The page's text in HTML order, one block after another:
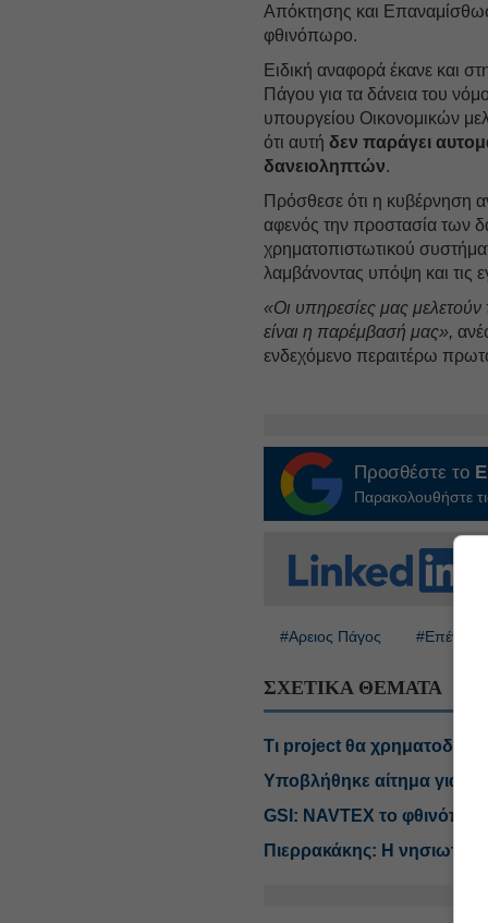
Απόκτησης και
φθινόπωρο.
Ειδική αναφορά έκανε και
Πάγου για τα δάνεια του
υπουργείου Οικονομικών
ότι αυτήδεν παράγει
δανειοληπτών.
Πρόσθεσε ότι η κυβέρνηση
αφενός την προστασία των
χρηματοπιστωτικού
λαμβάνοντας υπόψη και τις
«Οι υπηρεσίες μας
είναι η παρέμβασή μας»,
ενδεχόμενο περαιτέρω
Προσθέστε το
Παρακολουθήστε
#Αρειος Πάγος #Επένδυση
ΣΧΕΤΙΚΑ ΘΕΜΑΤΑ
Τι project θα
Υποβλήθηκε αίτημα για
GSI: NAVTEX το
Πιερρακάκης: Η